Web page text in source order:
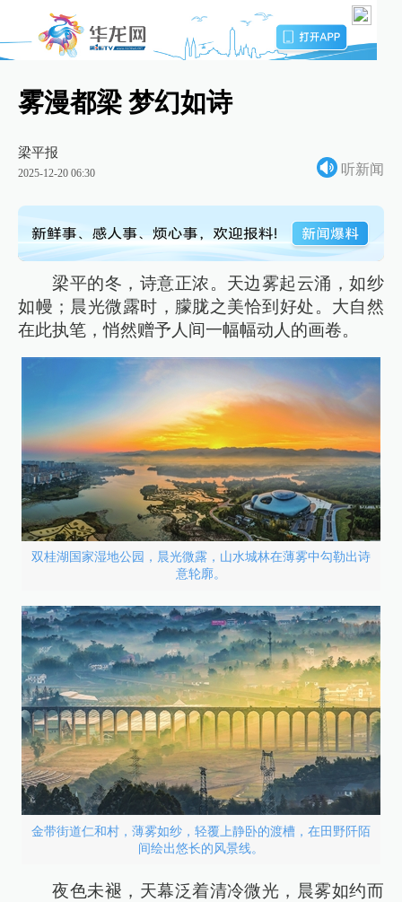
雾漫都梁 梦幻如诗
梁平报
2025-12-20 06:30 听新闻
梁平的冬，诗意正浓。天边雾起云涌，如纱
如幔；晨光微露时，朦胧之美恰到好处。大自然
在此执笔，悄然赠予人间一幅幅动人的画卷。
双桂湖国家湿地公园，晨光微露，山水城林在薄雾中勾勒出诗
意轮廓。
金带街道仁和村，薄雾如纱，轻覆上静卧的渡槽，在田野阡陌
间绘出悠长的风景线。
夜色未褪，天幕泛着清冷微光，晨雾如约而